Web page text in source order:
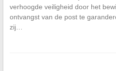
verhoogde veiligheid door het
ontvangst van de post te
zij…